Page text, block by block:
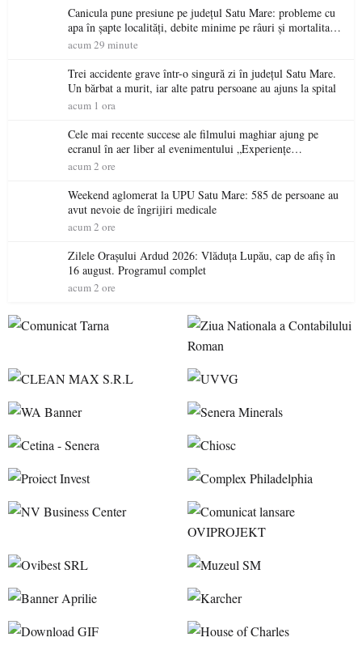
Canicula pune presiune pe județul Satu Mare: probleme cu
apa în șapte localități, debite minime pe râuri și mortalitate
piscicolă la Lacul Călinești
acum 29 minute
Trei accidente grave într-o singură zi în județul Satu Mare.
Un bărbat a murit, iar alte patru persoane au ajuns la spital
acum 1 ora
Cele mai recente succese ale filmului maghiar ajung pe
ecranul în aer liber al evenimentului „Experiențe
cinematografice Partium”
acum 2 ore
Weekend aglomerat la UPU Satu Mare: 585 de persoane au
avut nevoie de îngrijiri medicale
acum 2 ore
Zilele Orașului Ardud 2026: Vlăduța Lupău, cap de afiș în
16 august. Programul complet
acum 2 ore